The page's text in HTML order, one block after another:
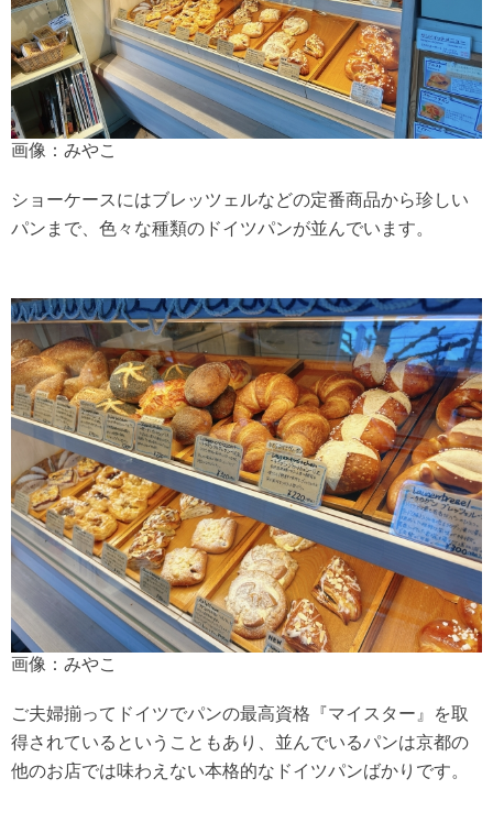
画像：みやこ
ショーケースにはブレッツェルなどの定番商品から珍しい
パンまで、色々な種類のドイツパンが並んでいます。
画像：みやこ
ご夫婦揃ってドイツでパンの最高資格『マイスター』を取
得されているということもあり、並んでいるパンは京都の
他のお店では味わえない本格的なドイツパンばかりです。